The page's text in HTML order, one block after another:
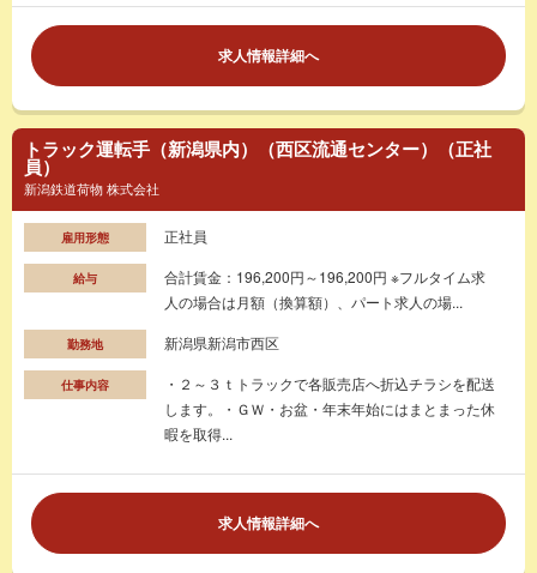
求人情報詳細へ
トラック運転手（新潟県内）（西区流通センター）（正社
員）
新潟鉄道荷物 株式会社
雇用形態 正社員
給与
合計賃金：196,200円～196,200円 ※フルタイム求
人の場合は月額（換算額）、パート求人の場...
勤務地 新潟県新潟市西区
仕事内容
・２～３ｔトラックで各販売店へ折込チラシを配送
します。・ＧＷ・お盆・年末年始にはまとまった休
暇を取得...
求人情報詳細へ